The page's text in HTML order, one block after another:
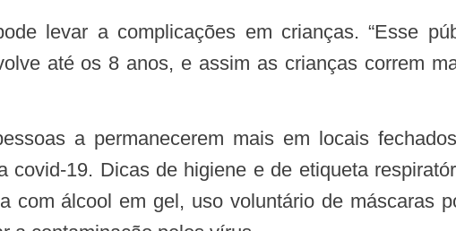
até os 8 anos, e assim as crianças correm
covid-19. Dicas de higiene e de etiqueta
com álcool em gel, uso voluntário de máscaras